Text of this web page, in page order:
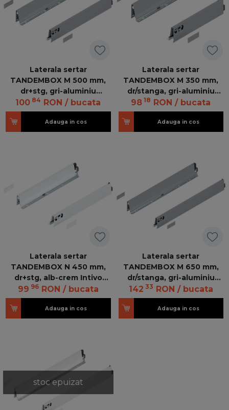
Laterala sertar
TANDEMBOX M 500 mm,
dr+stg, gri-aluminiu
Intivo/Antaro
100 84 RON / bucata
Adauga in cos
Laterala sertar
TANDEMBOX M 350 mm,
dr/stanga, gri-aluminiu
Intivo/Antaro 378M3502SA
Z R+L R906
98 18 RON / bucata
Adauga in cos
Laterala sertar
TANDEMBOX N 450 mm,
dr+stg, alb-crem Intivo
378N4502SA Z R+L V1SEIW
(L= 68mm)
99 96 RON / bucata
Adauga in cos
Laterala sertar
TANDEMBOX M 650 mm,
dr/stanga, gri-aluminiu
Intivo/Antaro 378M6502SA
Z R+L V1 R906
142 33 RON / bucata
Adauga in cos
stoc epuizat